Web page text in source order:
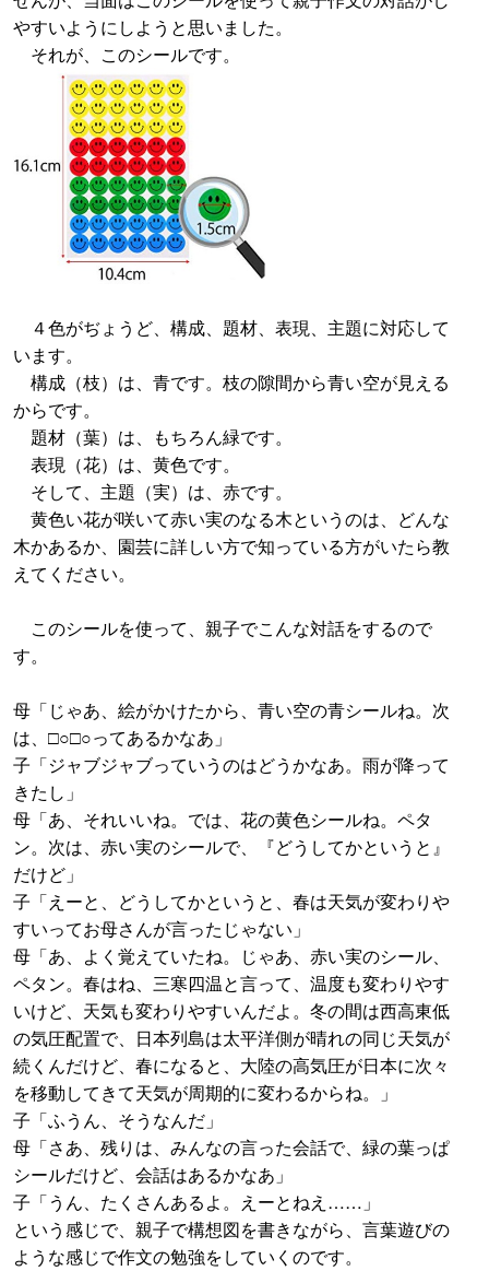
やすいようにしようと思いました。
それが、このシールです。
４色がぢょうど、構成、題材、表現、主題に対応して
います。
構成（枝）は、青です。枝の隙間から青い空が見える
からです。
題材（葉）は、もちろん緑です。
表現（花）は、黄色です。
そして、主題（実）は、赤です。
黄色い花が咲いて赤い実のなる木というのは、どんな
木かあるか、園芸に詳しい方で知っている方がいたら教
えてください。
このシールを使って、親子でこんな対話をするので
す。
母「じゃあ、絵がかけたから、青い空の青シールね。次
は、□○□○ってあるかなあ」
子「ジャブジャブっていうのはどうかなあ。雨が降って
きたし」
母「あ、それいいね。では、花の黄色シールね。ペタ
ン。次は、赤い実のシールで、『どうしてかというと』
だけど」
子「えーと、どうしてかというと、春は天気が変わりや
すいってお母さんが言ったじゃない」
母「あ、よく覚えていたね。じゃあ、赤い実のシール、
ペタン。春はね、三寒四温と言って、温度も変わりやす
いけど、天気も変わりやすいんだよ。冬の間は西高東低
の気圧配置で、日本列島は太平洋側が晴れの同じ天気が
続くんだけど、春になると、大陸の高気圧が日本に次々
を移動してきて天気が周期的に変わるからね。」
子「ふうん、そうなんだ」
母「さあ、残りは、みんなの言った会話で、緑の葉っぱ
シールだけど、会話はあるかなあ」
子「うん、たくさんあるよ。えーとねえ……」
という感じで、親子で構想図を書きながら、言葉遊びの
ような感じで作文の勉強をしていくのです。